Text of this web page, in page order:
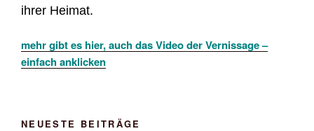
ihrer Heimat.
mehr gibt es hier, auch das Video der Vernissage –
einfach anklicken
NEUESTE BEITRÄGE